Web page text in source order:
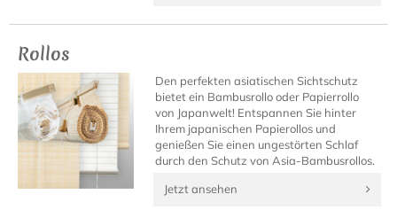
Rollos
Den perfekten asiatischen Sichtschutz
bietet ein Bambusrollo oder Papierrollo
von Japanwelt! Entspannen Sie hinter
Ihrem japanischen Papierollos und
genießen Sie einen ungestörten Schlaf
durch den Schutz von Asia-Bambusrollos.
Jetzt ansehen